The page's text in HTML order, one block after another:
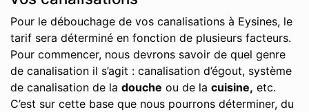
Pour le débouchage de vos canalisations à Eysines, le
tarif sera déterminé en fonction de plusieurs facteurs.
Pour commencer, nous devrons savoir de quel genre
de canalisation il s’agit : canalisation d’égout, système
de canalisation de la douche ou de la cuisine, etc.
C’est sur cette base que nous pourrons déterminer, du